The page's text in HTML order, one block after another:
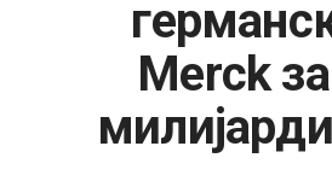
БАНКАРСТВО
ЖИВОТMerck